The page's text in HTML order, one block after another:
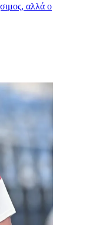
αλλά ο